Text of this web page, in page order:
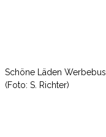
Schöne Läden Werbebus
(Foto: S. Richter)